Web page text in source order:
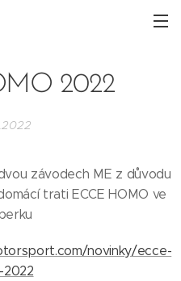
2022
závodech ME z důvodu
trati ECCE HOMO ve
novinky/ecce-
2022